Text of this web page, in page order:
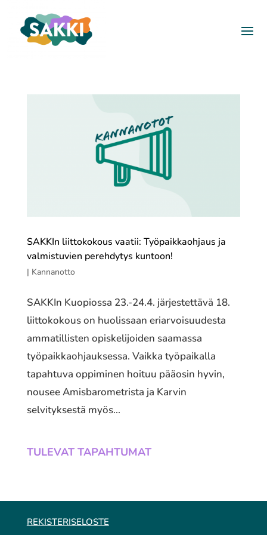
SAKKIn liittokokous vaatii: Työpaikkaohjaus ja
valmistuvien perehdytys kuntoon!
| Kannanotto
SAKKIn Kuopiossa 23.-24.4. järjestettävä 18.
liittokokous on huolissaan eriarvoisuudesta
ammatillisten opiskelijoiden saamassa
työpaikkaohjauksessa. Vaikka työpaikalla
tapahtuva oppiminen hoituu pääosin hyvin,
nousee Amisbarometrista ja Karvin
selvityksestä myös...
TULEVAT TAPAHTUMAT
REKISTERISELOSTE